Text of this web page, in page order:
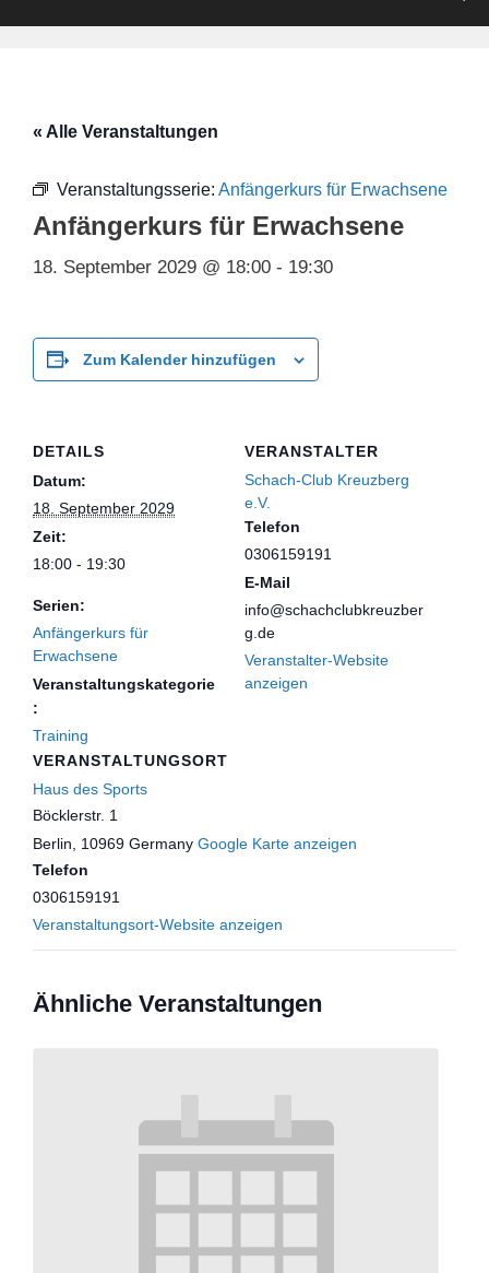
« Alle Veranstaltungen
Veranstaltungsserie: Anfängerkurs für Erwachsene
Anfängerkurs für Erwachsene
18. September 2029 @ 18:00 - 19:30
Zum Kalender hinzufügen
DETAILS
Datum:
18. September 2029
Zeit:
18:00 - 19:30
Serien:
Anfängerkurs für
Erwachsene
Veranstaltungskategorie
:
Training
VERANSTALTUNGSORT
Haus des Sports
Böcklerstr. 1
Berlin
10969 Germany Google Karte anzeigen
Telefon
0306159191
Veranstaltungsort-Website anzeigen
VERANSTALTER
Schach-Club Kreuzberg
e.V.
Telefon
0306159191
E-Mail
info@schachclubkreuzber
g.de
Veranstalter-Website
anzeigen
Ähnliche Veranstaltungen